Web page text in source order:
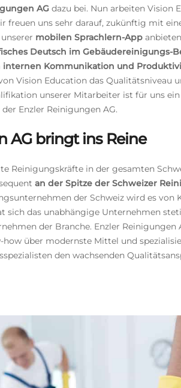
AG dazu bei. Nun arbeiten Vision
freuen uns sehr darauf, zukünftig mit
mobilen Sprachlern-App
Deutsch im Gebäudereinigungs-
internen Kommunikation und
Vision Education das Qualitätsniveau
unserer Mitarbeiter ist für uns
Enzler Reinigungen AG.
AG bringt ins Reine
Reinigungskräfte in der gesamten
an der Spitze der Schweizer
der Schweiz wird es von
sich das unabhängige Unternehmen
der Branche. Enzler Reinigungen
how über modernste Mittel und
den wachsenden